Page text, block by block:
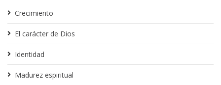
Crecimiento
El carácter de Dios
Identidad
Madurez espiritual